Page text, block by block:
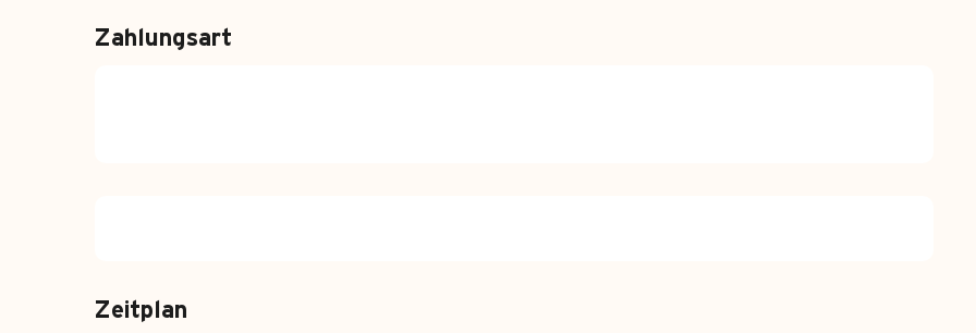
Zahlungsart
Zeitplan